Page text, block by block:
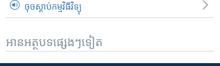
ចុចស្តាប់កម្មវិធីវិទ្យុ
អានអត្ថបទផ្សេងៗទៀត